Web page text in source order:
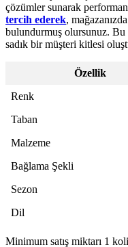
çözümler sunarak
tercih ederek,
bulundurmuş olursunuz. Bu
sadık bir müşteri kitlesi
Özellik
Renk
Taban
Malzeme
Bağlama Şekli
Sezon
Dil
Minimum satış miktarı 1